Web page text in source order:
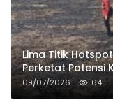
Lima Titik
Perketat Potensi
09/07/2026 64